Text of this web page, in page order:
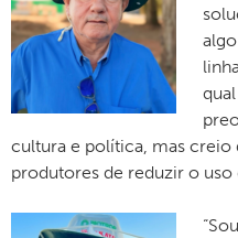
cultura e política, mas creio
produtores de reduzir o